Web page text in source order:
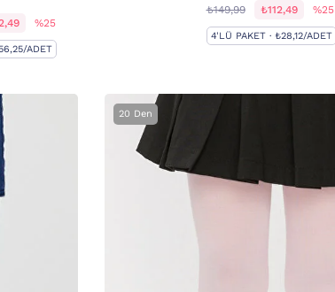
%25
ADET
₺149,99 ₺112,49 %25
4'LÜ PAKET · ₺28,12/ADET
20 Den